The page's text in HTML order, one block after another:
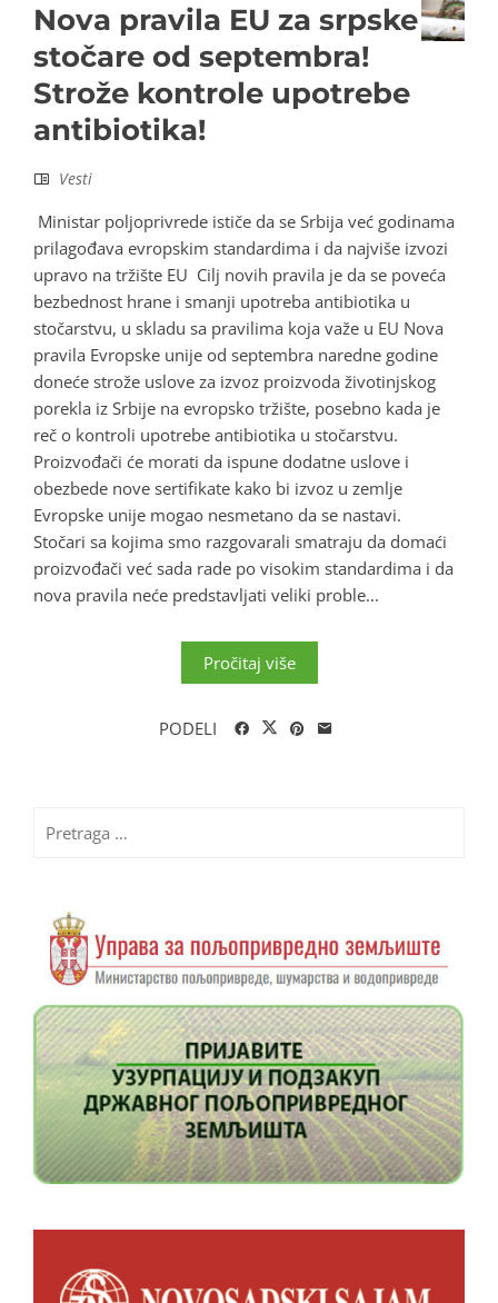
Nova pravila EU za srpske
stočare od septembra!
Strože kontrole upotrebe
antibiotika!
Vesti
Ministar poljoprivrede ističe da se Srbija već godinama
prilagođava evropskim standardima i da najviše izvozi
upravo na tržište EU Cilj novih pravila je da se poveća
bezbednost hrane i smanji upotreba antibiotika u
stočarstvu, u skladu sa pravilima koja važe u EU Nova
pravila Evropske unije od septembra naredne godine
doneće strože uslove za izvoz proizvoda životinjskog
porekla iz Srbije na evropsko tržište, posebno kada je
reč o kontroli upotrebe antibiotika u stočarstvu.
Proizvođači će morati da ispune dodatne uslove i
obezbede nove sertifikate kako bi izvoz u zemlje
Evropske unije mogao nesmetano da se nastavi.
Stočari sa kojima smo razgovarali smatraju da domaći
proizvođači već sada rade po visokim standardima i da
nova pravila neće predstavljati veliki proble...
Pročitaj više
PODELI
za: